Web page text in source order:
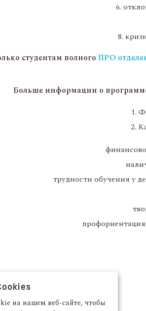
студентам полного ПРО
Больше информации о
трудности обучения у
на нашем веб-сайте, чтобы